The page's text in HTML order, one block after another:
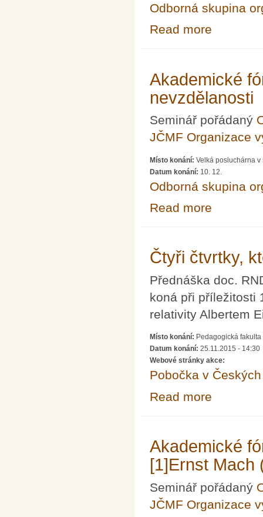
Odborná skupina
Read more
Akademické
nevzdělanosti
Seminář pořádaný
JČMF Organizace
Místo konání: Velká posluchárna v
Datum konání: 10. 12.
Odborná skupina
Read more
Čtyři čtvrtky,
Přednáška doc.
koná při příležitosti
relativity Albertem
Místo konání: Pedagogická
Datum konání: 25.11.2015 - 14:30
Webové stránky akce:
Pobočka v
Read more
Akademické
[1]Ernst Mach
Seminář pořádaný
JČMF Organizace